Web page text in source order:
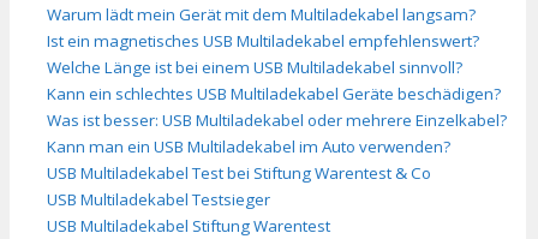
Warum lädt mein Gerät mit dem Multiladekabel langsam?
Ist ein magnetisches USB Multiladekabel empfehlenswert?
Welche Länge ist bei einem USB Multiladekabel sinnvoll?
Kann ein schlechtes USB Multiladekabel Geräte beschädigen?
Was ist besser: USB Multiladekabel oder mehrere Einzelkabel?
Kann man ein USB Multiladekabel im Auto verwenden?
USB Multiladekabel Test bei Stiftung Warentest & Co
USB Multiladekabel Testsieger
USB Multiladekabel Stiftung Warentest